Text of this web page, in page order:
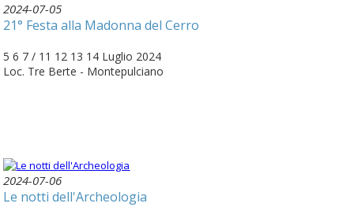
2024-07-05
21° Festa alla Madonna del Cerro
5 6 7 / 11 12 13 14 Luglio 2024
Loc. Tre Berte - Montepulciano
2024-07-06
Le notti dell'Archeologia